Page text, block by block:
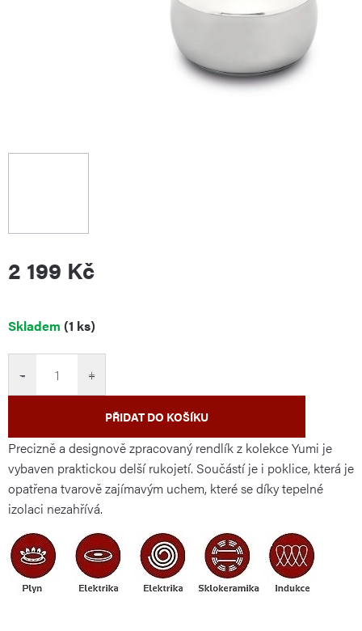
2 199 Kč
Měrná
Skladem (1 ks)
+
−
PŘIDAT DO KOŠÍKU
Precizně a designově zpracovaný rendlík z kolekce Yumi je
vybaven praktickou delší rukojetí. Součástí je i poklice, která je
opatřena tvarově zajímavým uchem, které se díky tepelné
izolaci nezahřívá.